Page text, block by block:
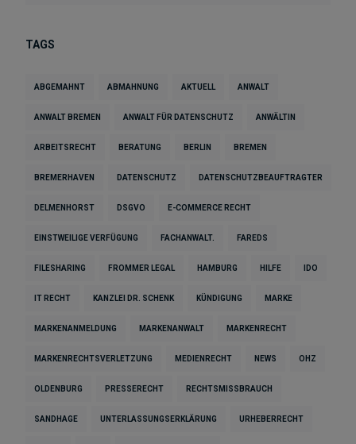
TAGS
ABGEMAHNT ABMAHNUNG AKTUELL ANWALT
ANWALT BREMEN ANWALT FÜR DATENSCHUTZ ANWÄLTIN
ARBEITSRECHT BERATUNG BERLIN BREMEN
BREMERHAVEN DATENSCHUTZ DATENSCHUTZBEAUFTRAGTER
DELMENHORST DSGVO E-COMMERCE RECHT
EINSTWEILIGE VERFÜGUNG FACHANWALT. FAREDS
FILESHARING FROMMER LEGAL HAMBURG HILFE IDO
IT RECHT KANZLEI DR. SCHENK KÜNDIGUNG MARKE
MARKENANMELDUNG MARKENANWALT MARKENRECHT
MARKENRECHTSVERLETZUNG MEDIENRECHT NEWS OHZ
OLDENBURG PRESSERECHT RECHTSMISSBRAUCH
SANDHAGE UNTERLASSUNGSERKLÄRUNG URHEBERRECHT